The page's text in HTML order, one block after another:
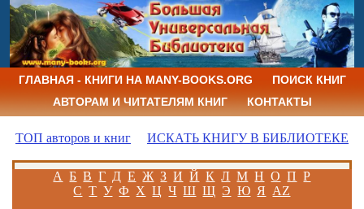
ГЛАВНАЯ - КНИГИ НА MANY-BOOKS.ORG
ПОИСК КНИГ
АВТОРАМ И ЧИТАТЕЛЯМ КНИГ
КОНТАКТЫ
ТОП авторов и книг ИСКАТЬ КНИГУ В БИБЛИОТЕКЕ
А Б В Г Д Е Ж З И Й К Л М Н О П Р
С Т У Ф Х Ц Ч Ш Щ Э Ю Я AZ